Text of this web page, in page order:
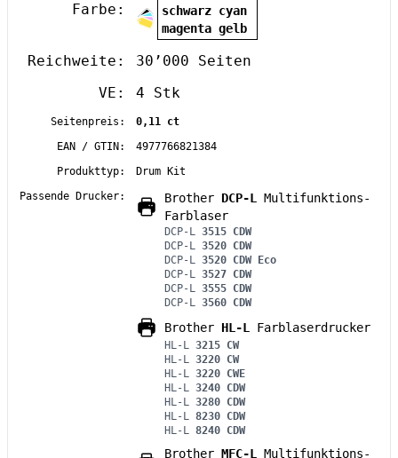
Farbe:
schwarz cyan
magenta gelb
Reichweite:
30’000 Seiten
VE:
4 Stk
Seitenpreis:
0,11 ct
EAN / GTIN:
4977766821384
Produkttyp:
Drum Kit
Passende Drucker:
Brother DCP-L Multifunktions-
Farblaser
DCP-L 3515 CDW
DCP-L 3520 CDW
DCP-L 3520 CDW Eco
DCP-L 3527 CDW
DCP-L 3555 CDW
DCP-L 3560 CDW
Brother HL-L Farblaserdrucker
HL-L 3215 CW
HL-L 3220 CW
HL-L 3220 CWE
HL-L 3240 CDW
HL-L 3280 CDW
HL-L 8230 CDW
HL-L 8240 CDW
Brother MFC-L Multifunktions-